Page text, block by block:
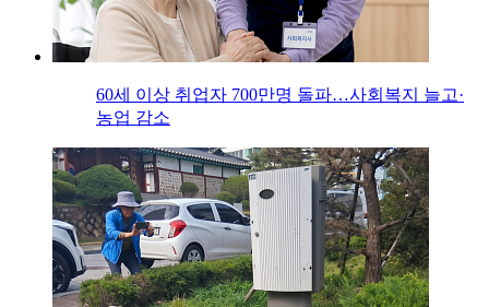
60세 이상 취업자 700만명 돌파…사회복지 늘고·
농업 감소